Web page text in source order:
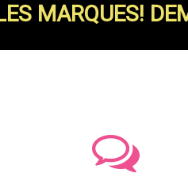
MARQUES!